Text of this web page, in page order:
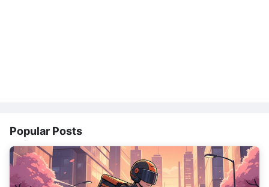
Popular Posts